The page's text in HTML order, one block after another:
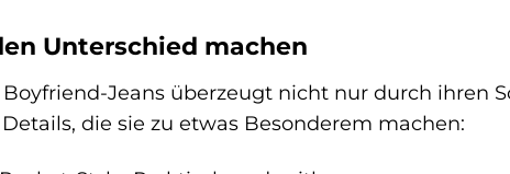
Unterschied machen
Boyfriend-Jeans überzeugt nicht nur durch ihren
die sie zu etwas Besonderem machen: